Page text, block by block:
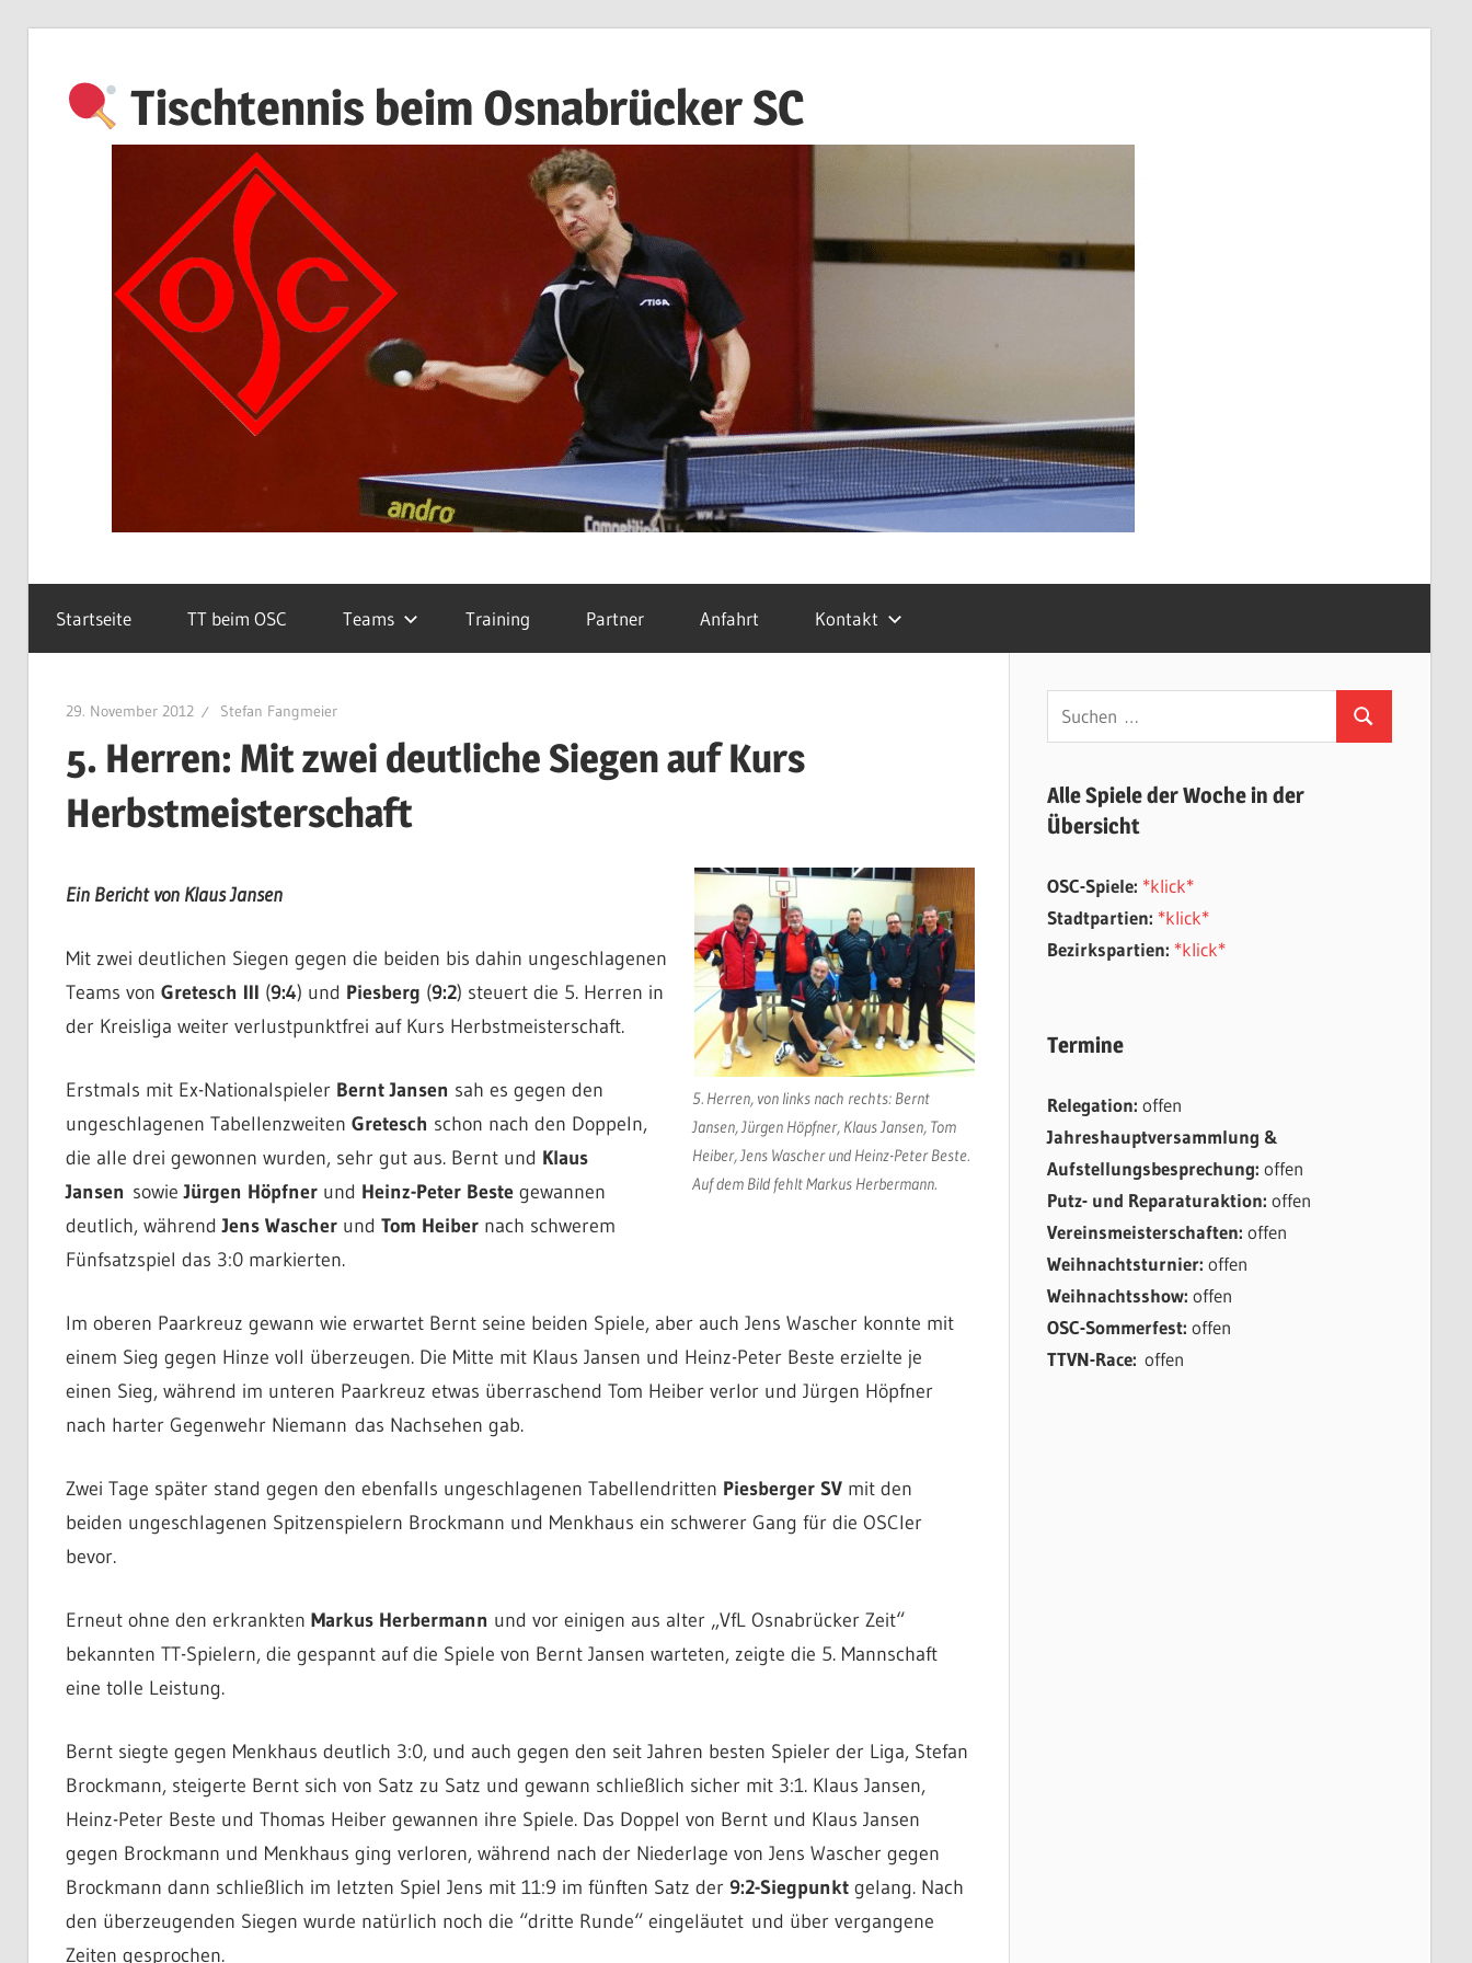
springen
Tischtennis beim Osnabrücker SC
Startseite TT beim OSC Teams Training Partner Anfahrt Kontakt
29. November 2012 Stefan Fangmeier
5. Herren: Mit zwei deutliche Siegen auf Kurs
Herbstmeisterschaft
5. Herren, von links nach rechts: Bernt
Jansen, Jürgen Höpfner, Klaus Jansen, Tom
Heiber, Jens Wascher und Heinz-Peter Beste.
Auf dem Bild fehlt Markus Herbermann.
Ein Bericht von Klaus Jansen
Mit zwei deutlichen Siegen gegen die beiden bis dahin ungeschlagenen
Teams von Gretesch III (9:4) und Piesberg (9:2) steuert die 5. Herren in
der Kreisliga weiter verlustpunktfrei auf Kurs Herbstmeisterschaft.
Erstmals mit Ex-Nationalspieler Bernt Jansen sah es gegen den
ungeschlagenen Tabellenzweiten Gretesch schon nach den Doppeln,
die alle drei gewonnen wurden, sehr gut aus. Bernt und Klaus
Jansen sowieJürgen Höpfnerund Heinz-Peter Bestegewannen
deutlich, währendJens Wascherund Tom Heibernach schwerem
Fünfsatzspiel das 3:0 markierten.
Im oberen Paarkreuz gewann wie erwartet Bernt seine beiden Spiele, aber auch Jens Wascher konnte mit
einem Sieg gegen Hinze voll überzeugen. Die Mitte mit Klaus Jansen und Heinz-Peter Beste erzielte je
einen Sieg, während im unteren Paarkreuz etwas überraschend Tom Heiber verlor und Jürgen Höpfner
nach harter Gegenwehr Niemann das Nachsehen gab.
Zwei Tage später stand gegen den ebenfalls ungeschlagenen Tabellendritten Piesberger SVmit den
beiden ungeschlagenen Spitzenspielern Brockmann und Menkhaus ein schwerer Gang für die OSCler
bevor.
Erneut ohne den erkrankten Markus Herbermann und vor einigen aus alter „VfL Osnabrücker Zeit“
bekannten TT-Spielern, die gespannt auf die Spiele von Bernt Jansen warteten, zeigte die 5. Mannschaft
eine tolle Leistung.
Bernt siegte gegen Menkhaus deutlich 3:0, und auch gegen den seit Jahren besten Spieler der Liga, Stefan
Brockmann, steigerte Bernt sich von Satz zu Satz und gewann schließlich sicher mit 3:1. Klaus Jansen,
Heinz-Peter Beste und Thomas Heiber gewannen ihre Spiele. Das Doppel von Bernt und Klaus Jansen
gegen Brockmann und Menkhaus ging verloren, während nach der Niederlage von Jens Wascher gegen
Brockmann dann schließlich im letzten Spiel Jens mit 11:9 im fünften Satz der 9:2-Siegpunktgelang. Nach
den überzeugenden Siegen wurde natürlich noch die “dritte Runde“ eingeläutet und über vergangene
Zeiten gesprochen.
Suchen
nach:
Suchen
Alle Spiele der Woche in der
Übersicht
OSC-Spiele: *klick*
Stadtpartien: *klick*
Bezirkspartien: *klick*
Termine
Relegation: offen
Jahreshauptversammlung &
Aufstellungsbesprechung: offen
Putz- und Reparaturaktion: offen
Vereinsmeisterschaften: offen
Weihnachtsturnier: offen
Weihnachtsshow: offen
OSC-Sommerfest: offen
TTVN-Race: offen